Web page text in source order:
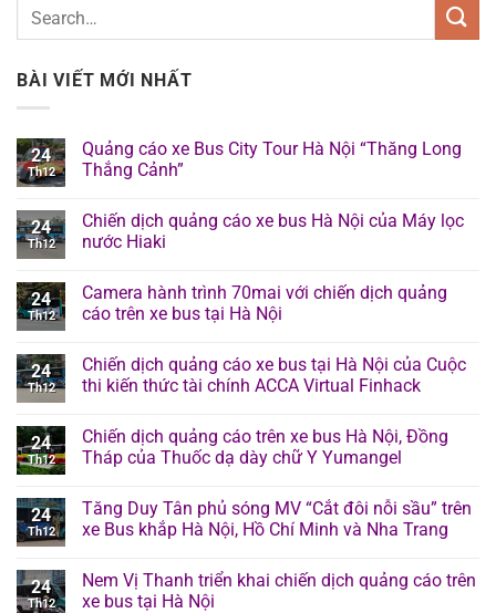
BÀI VIẾT MỚI NHẤT
24
Th12
Quảng cáo xe Bus City Tour Hà Nội “Thăng Long
Thắng Cảnh”
24
Th12
Chiến dịch quảng cáo xe bus Hà Nội của Máy lọc
nước Hiaki
24
Th12
Camera hành trình 70mai với chiến dịch quảng
cáo trên xe bus tại Hà Nội
24
Th12
Chiến dịch quảng cáo xe bus tại Hà Nội của Cuộc
thi kiến thức tài chính ACCA Virtual Finhack
24
Th12
Chiến dịch quảng cáo trên xe bus Hà Nội, Đồng
Tháp của Thuốc dạ dày chữ Y Yumangel
24
Th12
Tăng Duy Tân phủ sóng MV “Cắt đôi nỗi sầu” trên
xe Bus khắp Hà Nội, Hồ Chí Minh và Nha Trang
24
Th12
Nem Vị Thanh triển khai chiến dịch quảng cáo trên
xe bus tại Hà Nội